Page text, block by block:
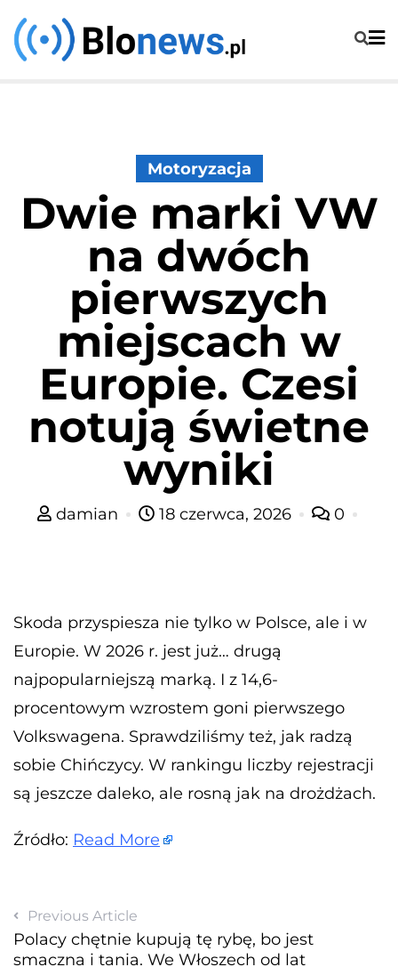
Skip
to
Motoryzacja
Dwie marki VW
na dwóch
pierwszych
miejscach w
Europie. Czesi
notują świetne
wyniki
damian 18 czerwca, 2026 0
Skoda przyspiesza nie tylko w Polsce, ale i w
Europie. W 2026 r. jest już… drugą
najpopularniejszą marką. I z 14,6-
procentowym wzrostem goni pierwszego
Volkswagena. Sprawdziliśmy też, jak radzą
sobie Chińczycy. W rankingu liczby rejestracji
są jeszcze daleko, ale rosną jak na drożdżach.
Źródło: Read More
Previous Article
Polacy chętnie kupują tę rybę, bo jest
smaczna i tania. We Włoszech od lat